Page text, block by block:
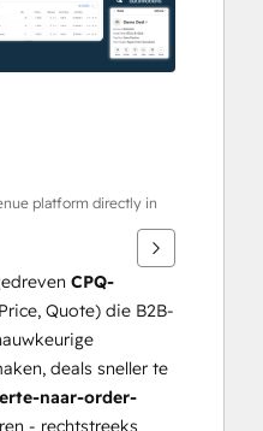
platform directly in
CPQ-
Quote) die B2B-
deals sneller te
naar-order-
- rechtstreeks